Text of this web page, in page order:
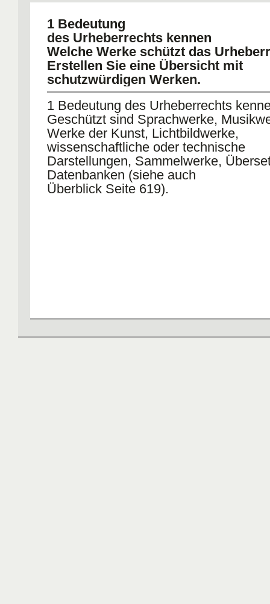
1 Bedeutung
des Urheberrechts kennen
Welche Werke schützt das
Erstellen Sie eine Übersicht mit
schutzwürdigen Werken.
1 Bedeutung des Urheberrechts
Geschützt sind Sprachwerke,
Werke der Kunst, Lichtbildwerke,
wissenschaftliche oder technische
Darstellungen, Sammelwerke,
Datenbanken (siehe auch
Überblick Seite 619).